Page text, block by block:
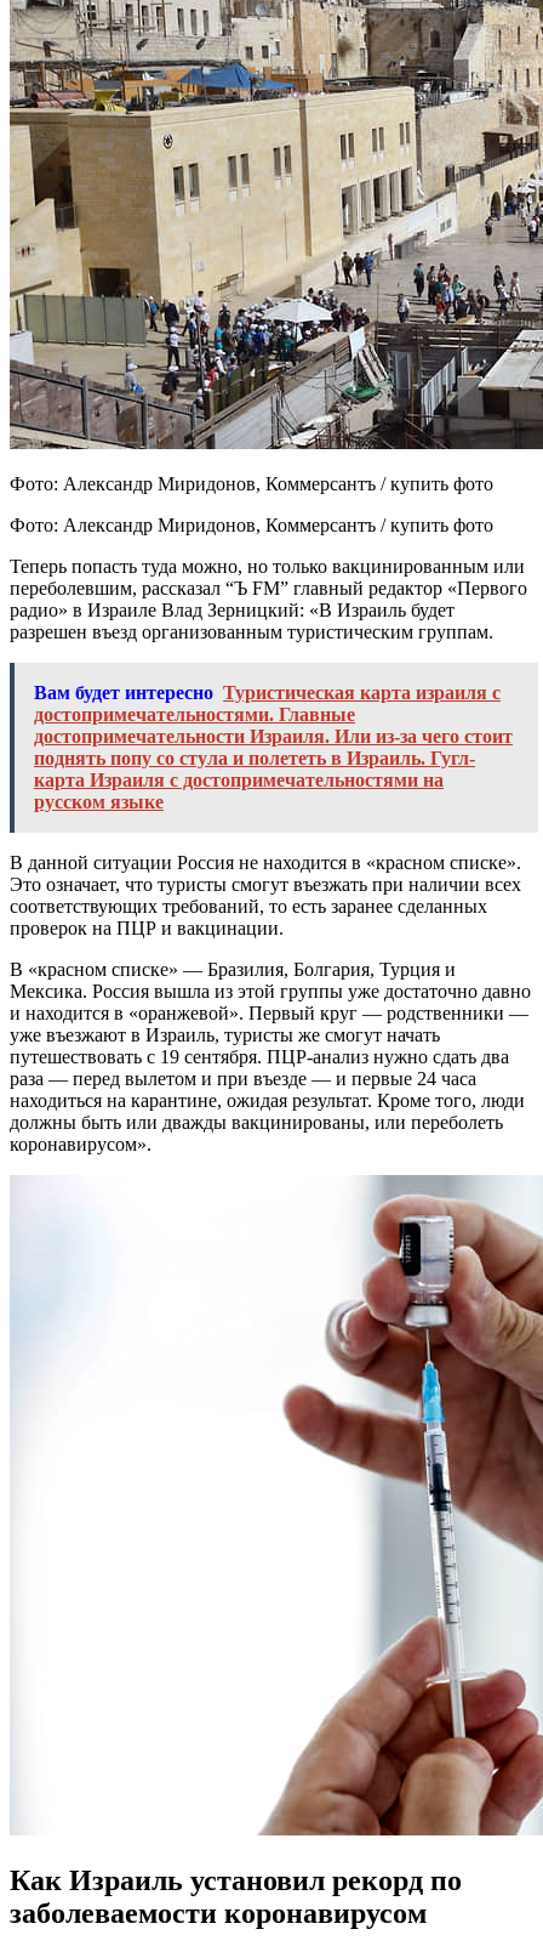
Фото: Александр Миридонов, Коммерсантъ / купить фото
Фото: Александр Миридонов, Коммерсантъ / купить фото
Теперь попасть туда можно, но только вакцинированным или
переболевшим, рассказал “Ъ FM” главный редактор «Первого
радио» в Израиле Влад Зерницкий: «В Израиль будет
разрешен въезд организованным туристическим группам.
Вам будет интересно Туристическая карта израиля с
достопримечательностями. Главные
достопримечательности Израиля. Или из-за чего стоит
поднять попу со стула и полететь в Израиль. Гугл-
карта Израиля с достопримечательностями на
русском языке
В данной ситуации Россия не находится в «красном списке».
Это означает, что туристы смогут въезжать при наличии всех
соответствующих требований, то есть заранее сделанных
проверок на ПЦР и вакцинации.
В «красном списке» — Бразилия, Болгария, Турция и
Мексика. Россия вышла из этой группы уже достаточно давно
и находится в «оранжевой». Первый круг — родственники —
уже въезжают в Израиль, туристы же смогут начать
путешествовать с 19 сентября. ПЦР-анализ нужно сдать два
раза — перед вылетом и при въезде — и первые 24 часа
находиться на карантине, ожидая результат. Кроме того, люди
должны быть или дважды вакцинированы, или переболеть
коронавирусом».
Как Израиль установил рекорд по
заболеваемости коронавирусом